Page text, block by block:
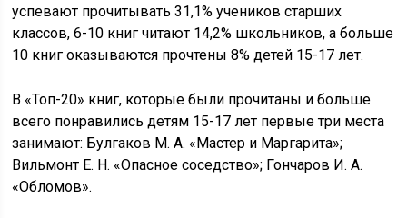
успевают прочитывать 31,1% учеников старших
классов, 6-10 книг читают 14,2% школьников, а больше
10 книг оказываются прочтены 8% детей 15-17 лет.
В «Топ-20» книг, которые были прочитаны и больше
всего понравились детям 15-17 лет первые три места
занимают: Булгаков М. А. «Мастер и Маргарита»;
Вильмонт Е. Н. «Опасное соседство»; Гончаров И. А.
«Обломов».